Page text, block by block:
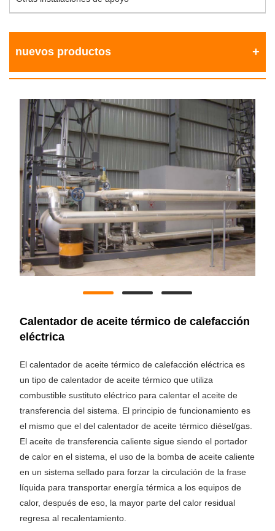
nuevos productos
Calentador de aceite térmico de calefacción
eléctrica
El calentador de aceite térmico de calefacción eléctrica es
un tipo de calentador de aceite térmico que utiliza
combustible sustituto eléctrico para calentar el aceite de
transferencia del sistema. El principio de funcionamiento es
el mismo que el del calentador de aceite térmico diésel/gas.
El aceite de transferencia caliente sigue siendo el portador
de calor en el sistema, el uso de la bomba de aceite caliente
en un sistema sellado para forzar la circulación de la frase
líquida para transportar energía térmica a los equipos de
calor, después de eso, la mayor parte del calor residual
regresa al recalentamiento.